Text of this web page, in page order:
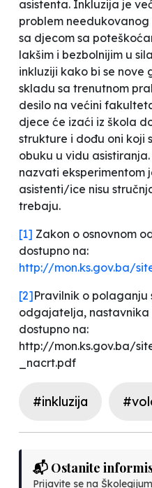
asistenta. Inkluzija je
problem
sa djecom sa
lakšim i bezbolnijim u
inkluziji kako bi se
skladu sa trenutnom
desilo na većini
djece će izaći iz škola
strukture i dođu oni koji
obuku u vidu
nazvati eksperimentom
asistenti/ice nisu
trebaju.
[1] Zakon o osnovnom
dostupno na:
http://mon.ks.gov.ba/
[2]Pravilnik o polaganju
odgajatelja, nastavnika
dostupno na:
http://mon.ks.gov.ba/
_nacrt.pdf
#inkluzija
📬 Ostanite
Prijavite se na